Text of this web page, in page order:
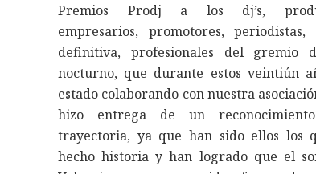
Premios Prodj a los dj’s,
empresarios, promotores,
definitiva, profesionales del gremio
nocturno, que durante estos veintiún
estado colaborando con nuestra
hizo entrega de un
trayectoria, ya que han sido ellos los
hecho historia y han logrado que el